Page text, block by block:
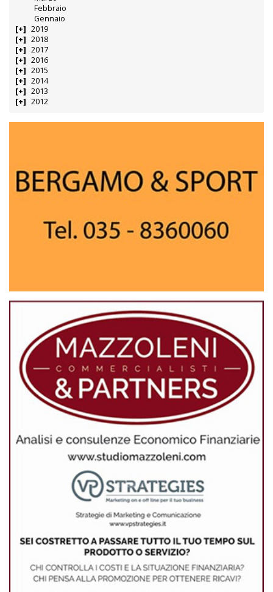
Febbraio
Gennaio
2019
2018
2017
2016
2015
2014
2013
2012